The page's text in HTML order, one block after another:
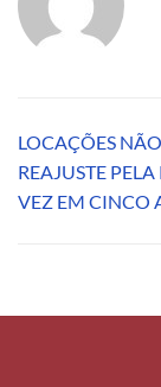
LOCAÇÕES
REAJUSTE
VEZ EM CINCO